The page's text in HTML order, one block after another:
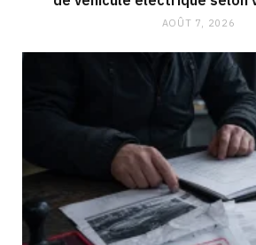
AOÛT 7, 2026